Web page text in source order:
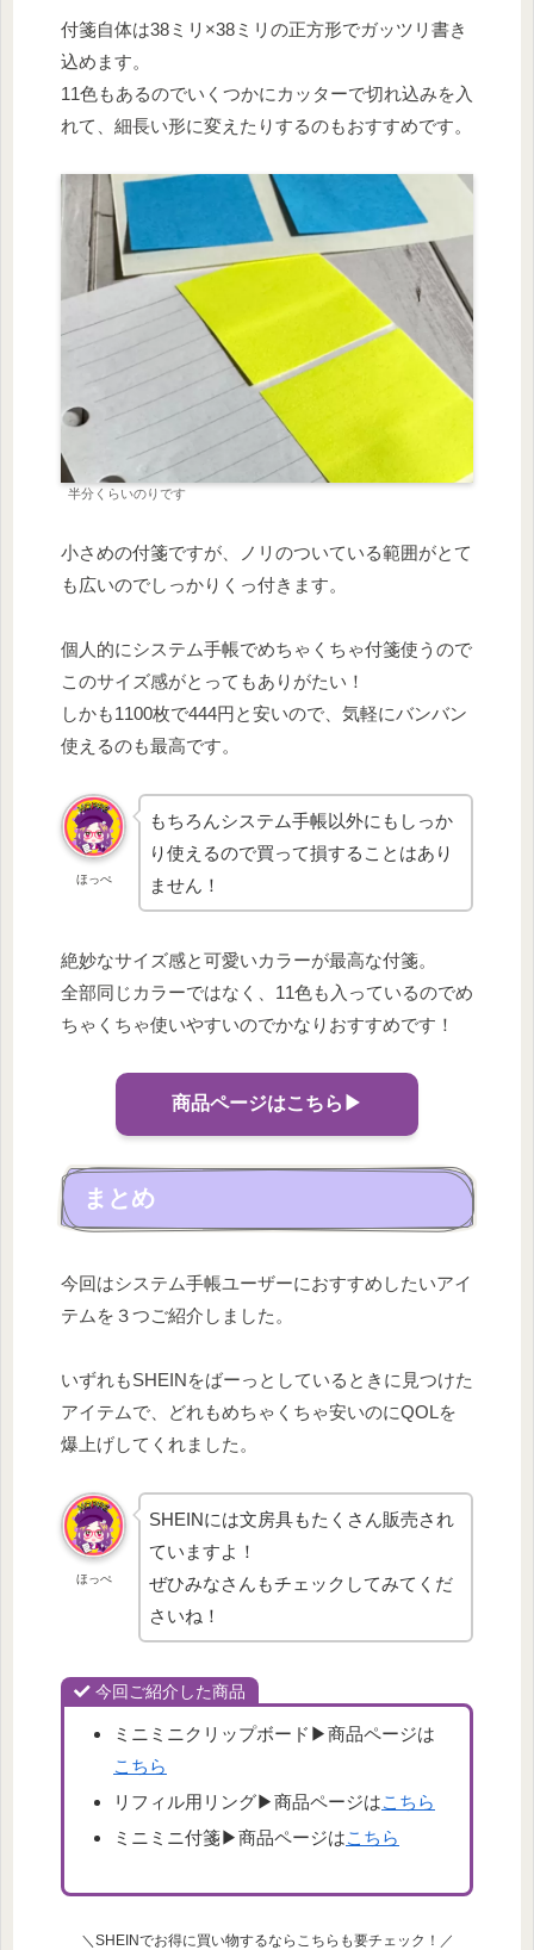
付箋自体は38ミリ×38ミリの正方形でガッツリ書き
込めます。
11色もあるのでいくつかにカッターで切れ込みを入
れて、細長い形に変えたりするのもおすすめです。
半分くらいのりです
小さめの付箋ですが、ノリのついている範囲がとて
も広いのでしっかりくっ付きます。
個人的にシステム手帳でめちゃくちゃ付箋使うので
このサイズ感がとってもありがたい！
しかも1100枚で444円と安いので、気軽にバンバン
使えるのも最高です。
ほっぺ
もちろんシステム手帳以外にもしっか
り使えるので買って損することはあり
ません！
絶妙なサイズ感と可愛いカラーが最高な付箋。
全部同じカラーではなく、11色も入っているのでめ
ちゃくちゃ使いやすいのでかなりおすすめです！
商品ページはこちら▶︎
まとめ
今回はシステム手帳ユーザーにおすすめしたいアイ
テムを３つご紹介しました。
いずれもSHEINをばーっとしているときに見つけた
アイテムで、どれもめちゃくちゃ安いのにQOLを
爆上げしてくれました。
ほっぺ
SHEINには文房具もたくさん販売され
ていますよ！
ぜひみなさんもチェックしてみてくだ
さいね！
今回ご紹介した商品
ミニミニクリップボード▶︎商品ページは
こちら
リフィル用リング▶︎商品ページはこちら
ミニミニ付箋▶︎商品ページはこちら
＼SHEINでお得に買い物するならこちらも要チェック！／